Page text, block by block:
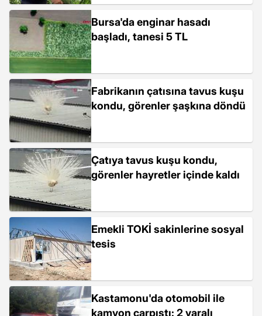
Bursa'da enginar hasadı
başladı, tanesi 5 TL
Fabrikanın çatısına tavus kuşu
kondu, görenler şaşkına döndü
Çatıya tavus kuşu kondu,
görenler hayretler içinde kaldı
Emekli TOKİ sakinlerine sosyal
tesis
Kastamonu'da otomobil ile
kamyon çarpıştı: 2 yaralı